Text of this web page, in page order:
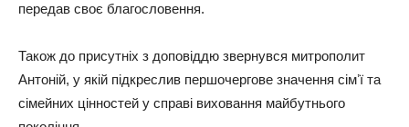
передав своє благословення.
Також до присутніх з доповіддю звернувся митрополит
Антоній, у якій підкреслив першочергове значення сімʼї та
сімейних цінностей у справі виховання майбутнього